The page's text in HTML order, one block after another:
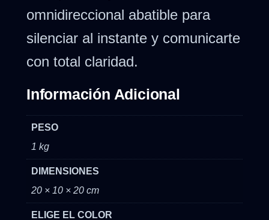
omnidireccional abatible para
silenciar al instante y comunicarte
con total claridad.
Información Adicional
PESO
1 kg
DIMENSIONES
20 × 10 × 20 cm
ELIGE EL COLOR